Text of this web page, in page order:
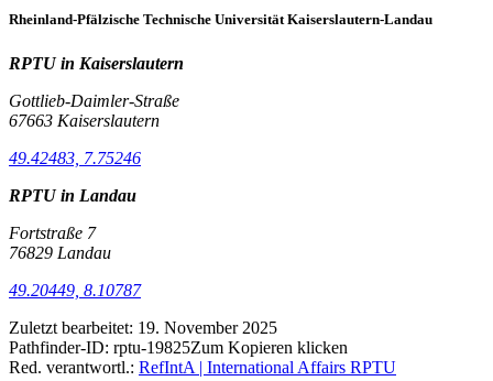
Rheinland-Pfälzische Technische Universität Kaiserslautern-Landau
RPTU in Kaiserslautern
Gottlieb-Daimler-Straße
67663 Kaiserslautern
49.42483, 7.75246
RPTU in Landau
Fortstraße 7
76829 Landau
49.20449, 8.10787
Zuletzt bearbeitet: 19. November 2025
Pathfinder-ID: rptu-19825Zum Kopieren klicken
Red. verantwortl.: RefIntA | International Affairs RPTU